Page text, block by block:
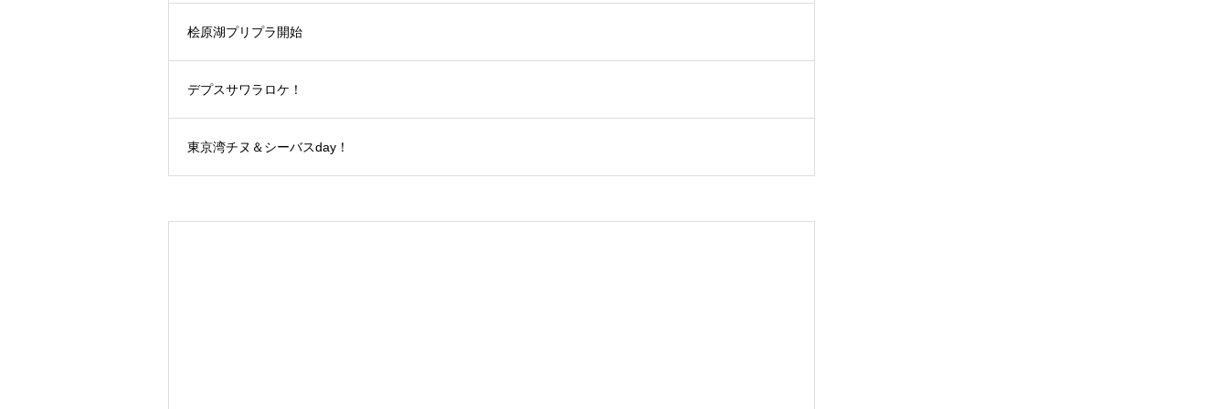
桧原湖プリプラ開始
デプスサワラロケ！
東京湾チヌ＆シーバスday！